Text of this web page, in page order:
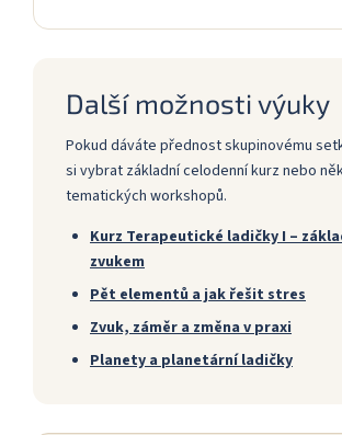
Další možnosti výuky
Pokud dáváte přednost skupinovému
si vybrat základní celodenní kurz nebo
tematických workshopů.
Kurz Terapeutické ladičky I –
zvukem
Pět elementů a jak řešit stres
Zvuk, záměr a změna v praxi
Planety a planetární ladičky